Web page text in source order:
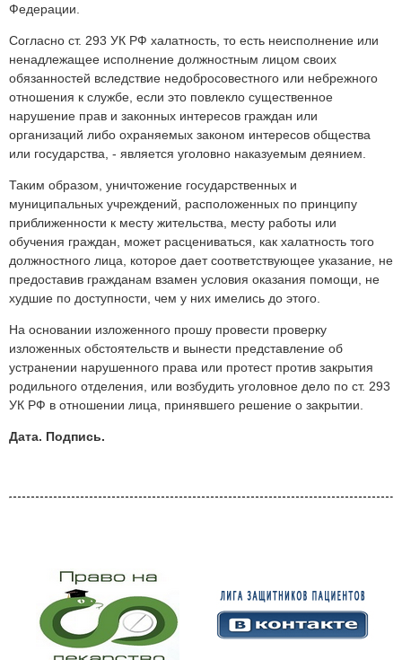
Федерации.
Согласно ст. 293 УК РФ халатность, то есть неисполнение или
ненадлежащее исполнение должностным лицом своих
обязанностей вследствие недобросовестного или небрежного
отношения к службе, если это повлекло существенное
нарушение прав и законных интересов граждан или
организаций либо охраняемых законом интересов общества
или государства, - является уголовно наказуемым деянием.
Таким образом, уничтожение государственных и
муниципальных учреждений, расположенных по принципу
приближенности к месту жительства, месту работы или
обучения граждан, может расцениваться, как халатность того
должностного лица, которое дает соответствующее указание, не
предоставив гражданам взамен условия оказания помощи, не
худшие по доступности, чем у них имелись до этого.
На основании изложенного прошу провести проверку
изложенных обстоятельств и вынести представление об
устранении нарушенного права или протест против закрытия
родильного отделения, или возбудить уголовное дело по ст. 293
УК РФ в отношении лица, принявшего решение о закрытии.
Дата. Подпись.